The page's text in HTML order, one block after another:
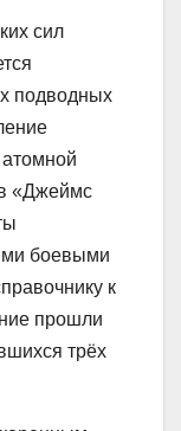
сил
подводных
«Джеймс
боевыми
к
прошли
трёх